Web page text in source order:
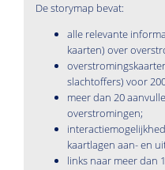
De storymap bevat:
alle relevante
kaarten) over
slachtoffers) voor
meer dan 20
overstromingen;
kaartlagen aan- en
links naar meer dan